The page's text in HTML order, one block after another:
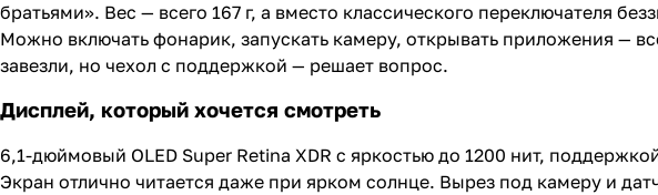
братьями». Вес — всего 167 г, а вместо классического переключателя
Можно включать фонарик, запускать камеру, открывать приложения —
завезли, но чехол с поддержкой — решает вопрос.
Дисплей, который хочется смотреть
6,1-дюймовый OLED Super Retina XDR с яркостью до 1200 нит,
Экран отлично читается даже при ярком солнце. Вырез под камеру и